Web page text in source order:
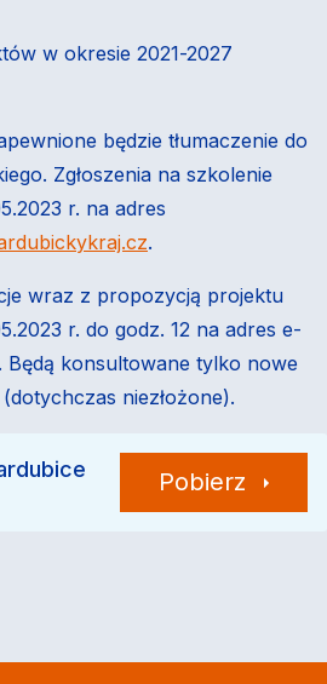
w okresie 2021-2027
będzie tłumaczenie do
Zgłoszenia na szkolenie
r. na adres
.
wraz z propozycją projektu
r. do godz. 12 na adres e-
. Będą konsultowane tylko nowe
niezłożone).
Pobierz